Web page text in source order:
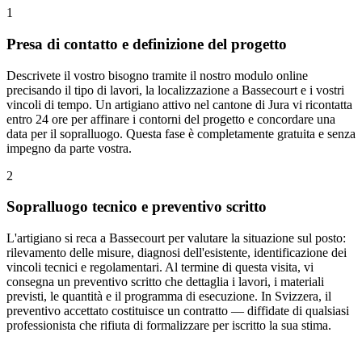
1
Presa di contatto e definizione del progetto
Descrivete il vostro bisogno tramite il nostro modulo online
precisando il tipo di lavori, la localizzazione a Bassecourt e i vostri
vincoli di tempo. Un artigiano attivo nel cantone di Jura vi ricontatta
entro 24 ore per affinare i contorni del progetto e concordare una
data per il sopralluogo. Questa fase è completamente gratuita e senza
impegno da parte vostra.
2
Sopralluogo tecnico e preventivo scritto
L'artigiano si reca a Bassecourt per valutare la situazione sul posto:
rilevamento delle misure, diagnosi dell'esistente, identificazione dei
vincoli tecnici e regolamentari. Al termine di questa visita, vi
consegna un preventivo scritto che dettaglia i lavori, i materiali
previsti, le quantità e il programma di esecuzione. In Svizzera, il
preventivo accettato costituisce un contratto — diffidate di qualsiasi
professionista che rifiuta di formalizzare per iscritto la sua stima.